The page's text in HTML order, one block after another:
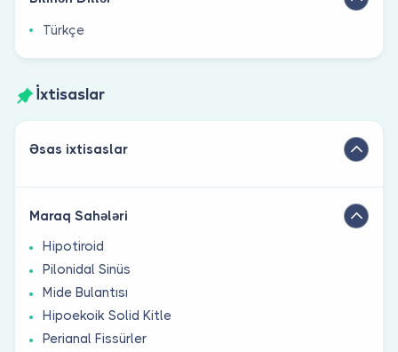
Türkçe
İxtisaslar
Əsas ixtisaslar
Maraq Sahələri
Hipotiroid
Pilonidal Sinüs
Mide Bulantısı
Hipoekoik Solid Kitle
Perianal Fissürler